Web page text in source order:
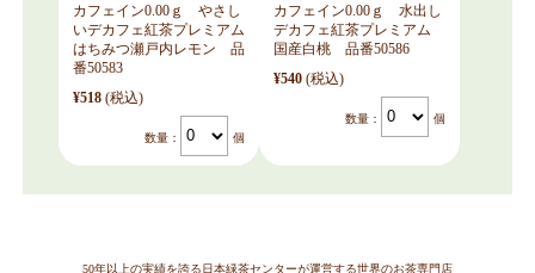
カフェイン0.00ｇ やさし
いデカフェ紅茶プレミアム
はちみつ瀬戸内レモン 品
番50583
¥518 (税込)
数量： 個
カフェイン0.00ｇ 水出し
デカフェ紅茶プレミアム
国産白桃 品番50586
¥540 (税込)
数量： 個
50年以上の実績を誇る日本緑茶センターが運営する世界のお茶専門店